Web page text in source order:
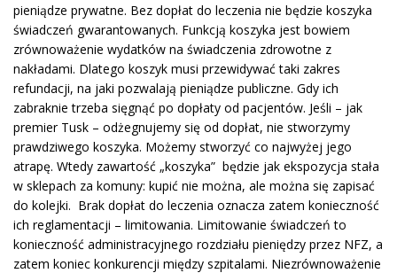
pieniądze prywatne. Bez dopłat do leczenia nie będzie koszyka
świadczeń gwarantowanych. Funkcją koszyka jest bowiem
zrównoważenie wydatków na świadczenia zdrowotne z
nakładami. Dlatego koszyk musi przewidywać taki zakres
refundacji, na jaki pozwalają pieniądze publiczne. Gdy ich
zabraknie trzeba sięgnąć po dopłaty od pacjentów. Jeśli – jak
premier Tusk – odżegnujemy się od dopłat, nie stworzymy
prawdziwego koszyka. Możemy stworzyć co najwyżej jego
atrapę. Wtedy zawartość „koszyka” będzie jak ekspozycja stała
w sklepach za komuny: kupić nie można, ale można się zapisać
do kolejki. Brak dopłat do leczenia oznacza zatem konieczność
ich reglamentacji – limitowania. Limitowanie świadczeń to
konieczność administracyjnego rozdziału pieniędzy przez NFZ, a
zatem koniec konkurencji między szpitalami. Niezrównoważenie